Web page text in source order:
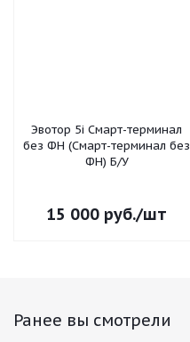
Эвотор 5i Смарт-терминал
без ФН (Смарт-терминал без
ФН) Б/У
15 000 руб./шт
Ранее вы смотрели